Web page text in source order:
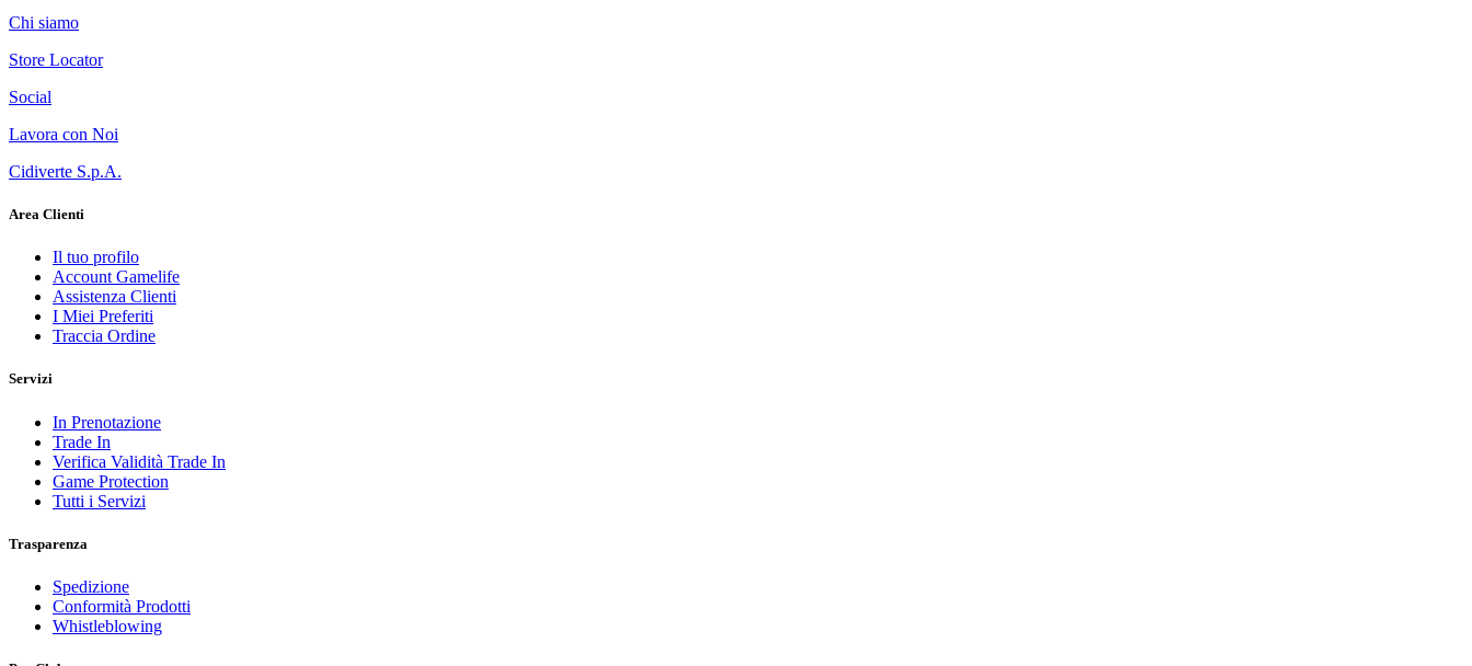
Chi siamo
Store Locator
Social
Lavora con Noi
Cidiverte S.p.A.
Area Clienti
Il tuo profilo
Account Gamelife
Assistenza Clienti
I Miei Preferiti
Traccia Ordine
Servizi
In Prenotazione
Trade In
Verifica Validità Trade In
Game Protection
Tutti i Servizi
Trasparenza
Spedizione
Conformità Prodotti
Whistleblowing